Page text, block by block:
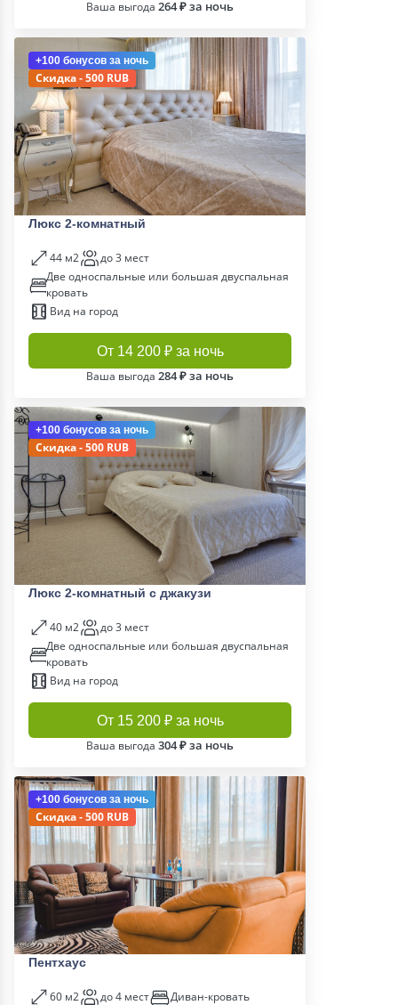
Ваша выгода 264 ₽ за ночь
+100 бонусов за ночь
Скидка - 500 RUB
Люкс 2-комнатный
44 м2
до 3 мест
Две односпальные или большая двуспальная
кровать
Вид на город
От 14 200 ₽ за ночь
Ваша выгода 284 ₽ за ночь
+100 бонусов за ночь
Скидка - 500 RUB
Люкс 2-комнатный с джакузи
40 м2
до 3 мест
Две односпальные или большая двуспальная
кровать
Вид на город
От 15 200 ₽ за ночь
Ваша выгода 304 ₽ за ночь
+100 бонусов за ночь
Скидка - 500 RUB
Пентхаус
60 м2 до 4 мест
Диван-кровать